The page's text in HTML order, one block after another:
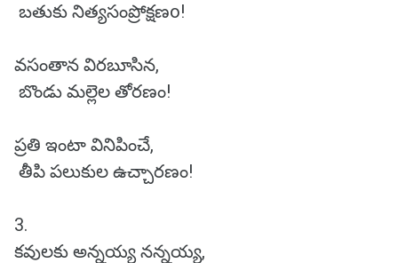
బతుకు నిత్యసంప్రోక్షణo!
వసంతాన విరబూసిన,
బొండు మల్లెల తోరణం!
ప్రతి ఇంటా వినిపించే,
తీపి పలుకుల ఉచ్చారణం!
3.
కవులకు అన్నయ్య నన్నయ్య,